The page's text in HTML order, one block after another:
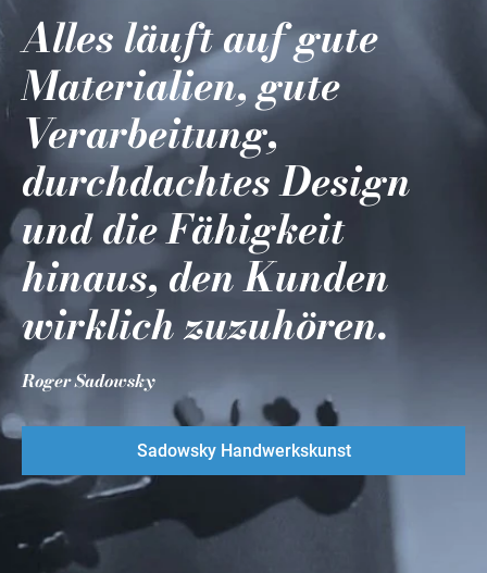
Alles läuft auf gute
Materialien, gute
Verarbeitung,
durchdachtes Design
und die Fähigkeit
hinaus, den Kunden
wirklich zuzuhören.
Roger Sadowsky
Sadowsky Handwerkskunst